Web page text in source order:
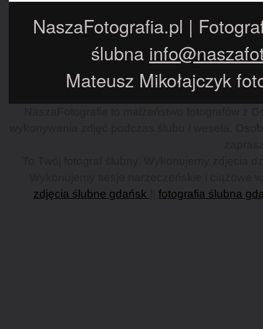
NaszaFotografia.pl |
ślubna
Mateusz Mikołajczyk
zdjęcia ślubne gdańsk
fotografia ślubna